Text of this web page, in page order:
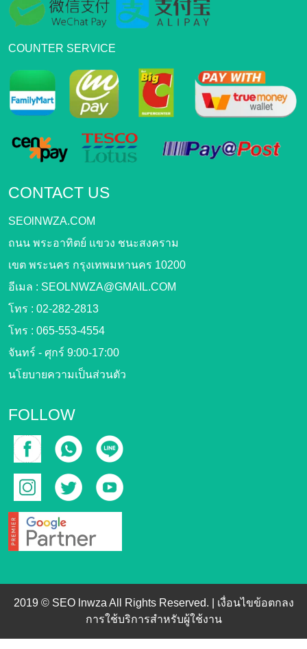
COUNTER SERVICE
CONTACT US
SEOlNWZA.COM
ถนน พระอาทิตย์ แขวง ชนะสงคราม
เขต พระนคร กรุงเทพมหานคร 10200
อีเมล : SEOLNWZA@GMAIL.COM
โทร : 02-282-2813
โทร : 065-553-4554
จันทร์ - ศุกร์ 9:00-17:00
นโยบายความเป็นส่วนตัว
FOLLOW
2019 © SEO lnwza All Rights Reserved. | เงื่อนไขข้อตกลง
การใช้บริการสำหรับผู้ใช้งาน